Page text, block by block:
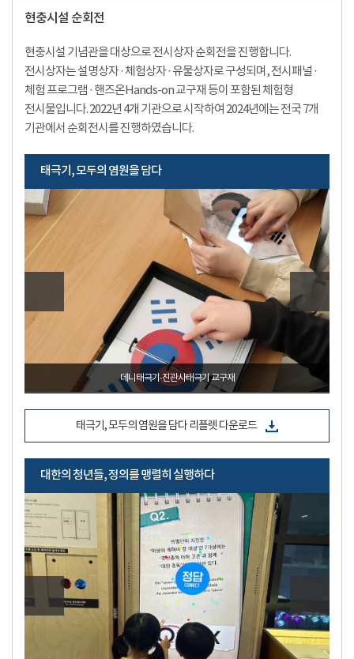
현충시설 순회전
현충시설 기념관을 대상으로 전시상자 순회전을 진행합니다.
전시상자는 설명상자 · 체험상자 · 유물상자로 구성되며, 전시패널 ·
체험 프로그램 · 핸즈온Hands-on 교구재 등이 포함된 체험형
전시물입니다. 2022년 4개 기관으로 시작하여 2024년에는 전국 7개
기관에서 순회전시를 진행하였습니다.
태극기, 모두의 염원을 담다
산돌손양원기념관_2024. 8. 14. ~ 9. 21.
태극기, 모두의 염원을 담다 리플렛 다운로드
대한의 청년들, 정의를 맹렬히 실행하다